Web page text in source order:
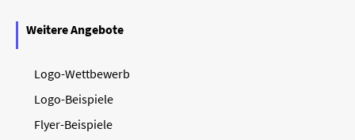
Weitere Angebote
Logo-Wettbewerb
Logo-Beispiele
Flyer-Beispiele